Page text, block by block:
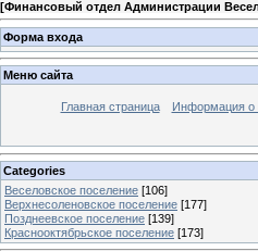
[Финансовый отдел Администрации
Форма входа
Меню сайта
Главная страница Информация о
Categories
Веселовское поселение [106]
Верхнесоленовское поселение [177]
Позднеевское поселение [139]
Краснооктябрьское поселение [173]